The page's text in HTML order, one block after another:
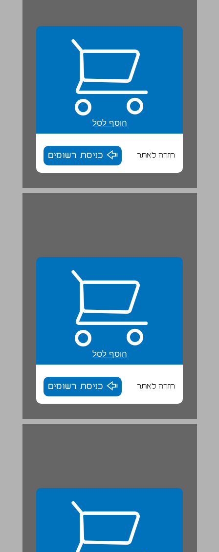
הוסף לסל
חזרה לאתר כניסת רשומים
הוסף לסל
חזרה לאתר כניסת רשומים
הבנה והבעה ... 17